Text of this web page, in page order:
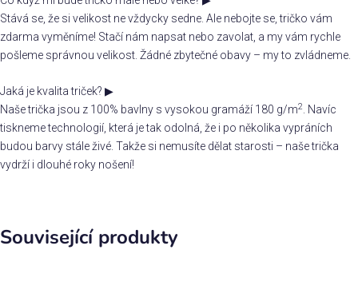
Stává se, že si velikost ne vždycky sedne. Ale nebojte se, tričko vám
zdarma vyměníme! Stačí nám napsat nebo zavolat, a my vám rychle
pošleme správnou velikost. Žádné zbytečné obavy – my to zvládneme.
Jaká je kvalita triček? ▶
Naše trička jsou z 100% bavlny s vysokou gramáží 180 g/m2. Navíc
tiskneme technologií, která je tak odolná, že i po několika vypráních
budou barvy stále živé. Takže si nemusíte dělat starosti – naše trička
vydrží i dlouhé roky nošení!
Související produkty